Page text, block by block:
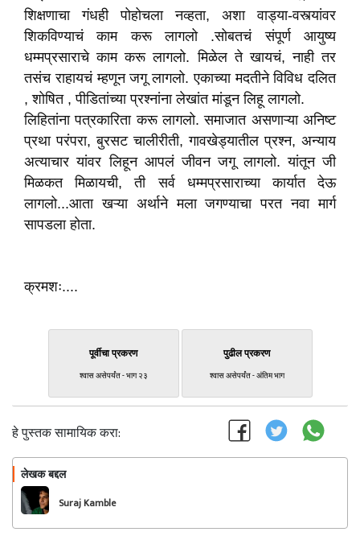
शिक्षणाचा गंधही पोहोचला नव्हता, अशा वाड्या-वस्त्यांवर
शिकविण्याचं काम करू लागलो .सोबतचं संपूर्ण आयुष्य
धम्मप्रसाराचे काम करू लागलो. मिळेल ते खायचं, नाही तर
तसंच राहायचं म्हणून जगू लागलो. एकाच्या मदतीने विविध दलित
, शोषित , पीडितांच्या प्रश्नांना लेखांत मांडून लिहू लागलो.
लिहितांना पत्रकारिता करू लागलो. समाजात असणाऱ्या अनिष्ट
प्रथा परंपरा, बुरसट चालीरीती, गावखेड्यातील प्रश्न, अन्याय
अत्याचार यांवर लिहून आपलं जीवन जगू लागलो. यांतून जी
मिळकत मिळायची, ती सर्व धम्मप्रसाराच्या कार्यात देऊ
लागलो...आता खऱ्या अर्थाने मला जगण्याचा परत नवा मार्ग
सापडला होता.
क्रमशः....
पूर्वीचा प्रकरण
श्वास असेपर्यंत - भाग २३
पुढील प्रकरण
श्वास असेपर्यंत - अंतिम भाग
हे पुस्तक सामायिक करा:
लेखक बद्दल
Suraj Kamble